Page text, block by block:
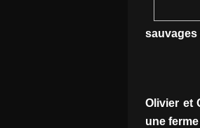
sauvages
Olivier et
une